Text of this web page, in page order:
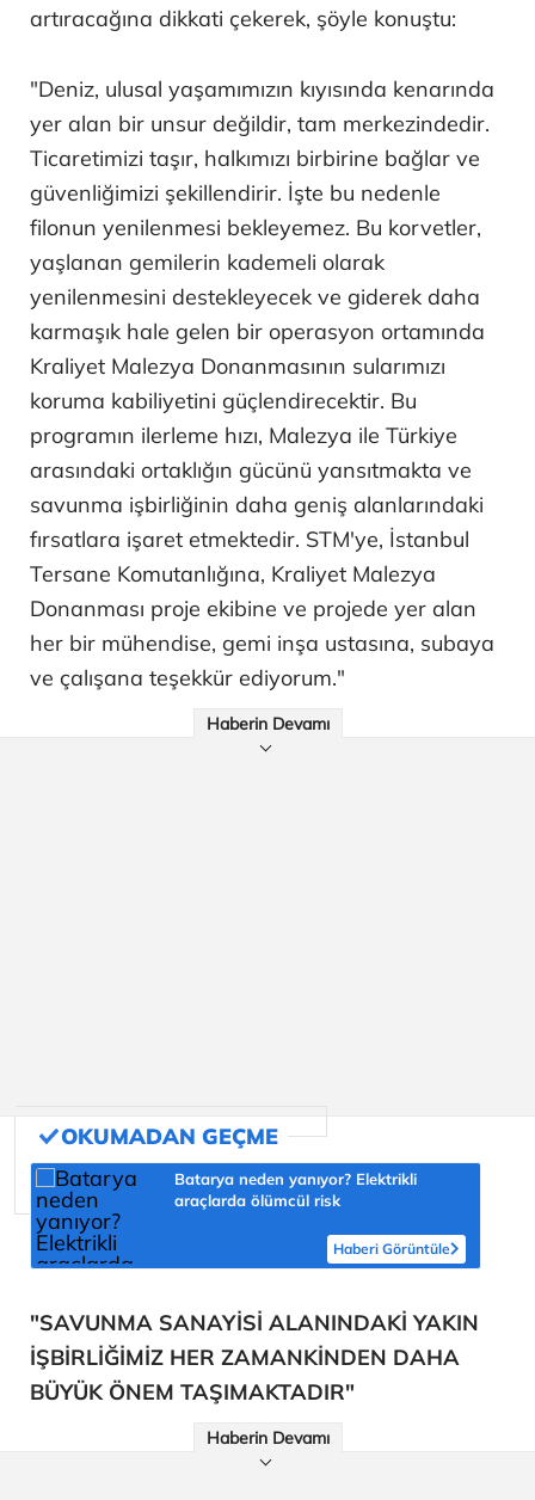
artıracağına dikkati çekerek, şöyle konuştu:
"Deniz, ulusal yaşamımızın kıyısında kenarında
yer alan bir unsur değildir, tam merkezindedir.
Ticaretimizi taşır, halkımızı birbirine bağlar ve
güvenliğimizi şekillendirir. İşte bu nedenle
filonun yenilenmesi bekleyemez. Bu korvetler,
yaşlanan gemilerin kademeli olarak
yenilenmesini destekleyecek ve giderek daha
karmaşık hale gelen bir operasyon ortamında
Kraliyet Malezya Donanmasının sularımızı
koruma kabiliyetini güçlendirecektir. Bu
programın ilerleme hızı, Malezya ile Türkiye
arasındaki ortaklığın gücünü yansıtmakta ve
savunma işbirliğinin daha geniş alanlarındaki
fırsatlara işaret etmektedir. STM'ye, İstanbul
Tersane Komutanlığına, Kraliyet Malezya
Donanması proje ekibine ve projede yer alan
her bir mühendise, gemi inşa ustasına, subaya
ve çalışana teşekkür ediyorum."
Haberin Devamı
Batarya neden yanıyor? Elektrikli
araçlarda ölümcül risk
Haberi Görüntüle
"SAVUNMA SANAYİSİ ALANINDAKİ YAKIN
İŞBİRLİĞİMİZ HER ZAMANKİNDEN DAHA
BÜYÜK ÖNEM TAŞIMAKTADIR"
Haberin Devamı